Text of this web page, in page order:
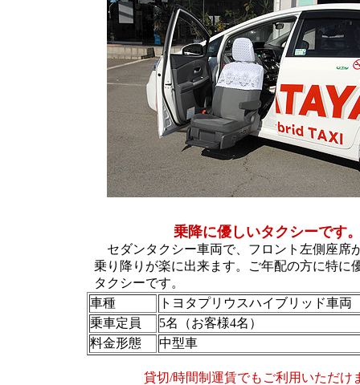
乗降に優しいタクシーです
セダンタクシー車両で、フロント左側座席
乗り降りが楽に出来ます。ご年配の方に特に
タクシーです。
車種
トヨタプリウスハイブリッド車両
乗車定員
5名（お客様4名）
料金形態
中型車
貸切/時間制運賃でもご利用いただけ